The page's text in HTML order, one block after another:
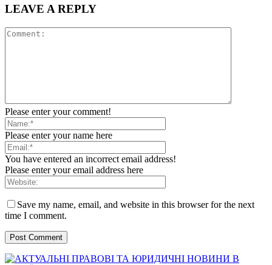
LEAVE A REPLY
Please enter your comment!
Please enter your name here
You have entered an incorrect email address!
Please enter your email address here
Save my name, email, and website in this browser for the next
time I comment.